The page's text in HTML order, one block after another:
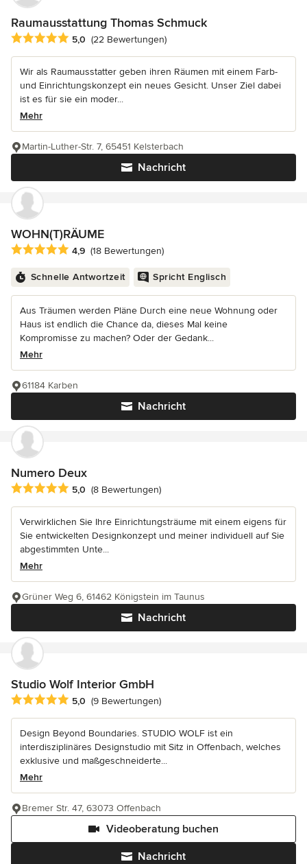
Raumausstattung Thomas Schmuck
Durchschnittliche Bewertung: 5 von 5 Sternen
5,0 (22 Bewertungen)
Wir als Raumausstatter geben ihren Räumen mit einem Farb-
und Einrichtungskonzept ein neues Gesicht. Unser Ziel dabei
ist es für sie ein moder...
Mehr
Nachricht
Martin-Luther-Str. 7, 65451 Kelsterbach
WOHN(T)RÄUME
Durchschnittliche Bewertung: 4.9 von 5 Sternen
4,9 (18 Bewertungen)
Schnelle Antwortzeit Spricht Englisch
Aus Träumen werden Pläne Durch eine neue Wohnung oder
Haus ist endlich die Chance da, dieses Mal keine
Kompromisse zu machen? Oder der Gedank...
Mehr
Nachricht
61184 Karben
Numero Deux
Durchschnittliche Bewertung: 5 von 5 Sternen
5,0 (8 Bewertungen)
Verwirklichen Sie Ihre Einrichtungsträume mit einem eigens für
Sie entwickelten Designkonzept und meiner individuell auf Sie
abgestimmten Unte...
Mehr
Nachricht
Grüner Weg 6, 61462 Königstein im Taunus
Studio Wolf Interior GmbH
Durchschnittliche Bewertung: 5 von 5 Sternen
5,0 (9 Bewertungen)
Design Beyond Boundaries. STUDIO WOLF ist ein
interdisziplinäres Designstudio mit Sitz in Offenbach, welches
exklusive und maßgeschneiderte...
Mehr
Nachricht
Videoberatung buchen
Bremer Str. 47, 63073 Offenbach